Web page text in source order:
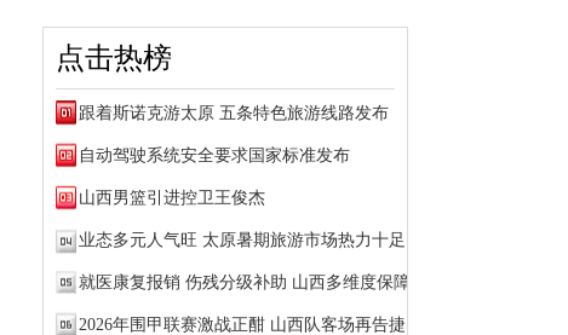
点击热榜
跟着斯诺克游太原 五条特色旅游线路发布
自动驾驶系统安全要求国家标准发布
山西男篮引进控卫王俊杰
业态多元人气旺 太原暑期旅游市场热力十足
2026年围甲联赛激战正酣 山西队客场再告捷